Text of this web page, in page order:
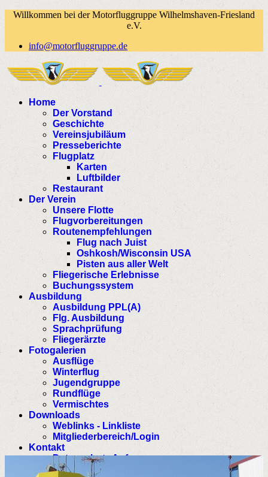
Willkommen bei der Motorfluggruppe Wilhelmshaven-Friesland
e.V.
info@motorfluggruppe.de
Home
Der Vorstand
Geschichte
Vereinsjubiläum
Presseberichte
Flugplatz
Karten
Luftbilder
Restaurant
Der Verein
Unsere Flotte
Flugvorbereitungen
Routenempfehlungen
Flug nach Juist
Oshkosh/Wisconsin USA
Pisten aus aller Welt
Fliegerische Erlebnisse
Buchungssystem
Ausbildung
Ausbildung PPL(A)
Flg. Ausbildung
Sprachprüfung
Fliegerärzte
Fotogalerien
Ausflüge
Winterflug
Jugendgruppe
Rundflüge
Vermischtes
Downloads
Weblinks - Linkliste
Mitgliederbereich/Login
Kontakt
Datenschutz Anfrage